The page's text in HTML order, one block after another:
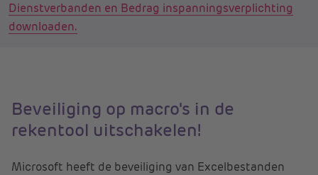
Dienstverbanden en Bedrag inspanningsverplichting
downloaden.
Beveiliging op macro's in de
rekentool uitschakelen!
Microsoft heeft de beveiliging van Excelbestanden